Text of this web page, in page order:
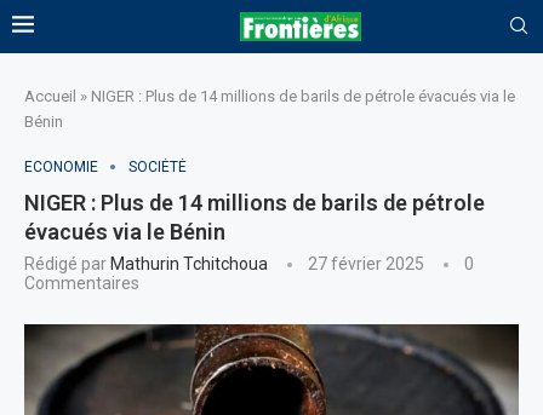
Accueil » NIGER : Plus de 14 millions de barils de pétrole évacués via le
Bénin
ECONOMIE SOCIÉTÉ
NIGER : Plus de 14 millions de barils de pétrole
évacués via le Bénin
Rédigé par Mathurin Tchitchoua 27 février 2025
0
Commentaires